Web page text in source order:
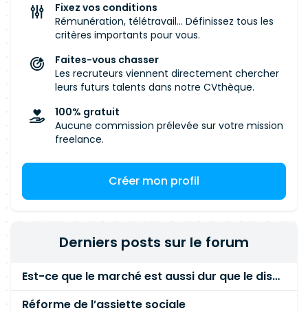
Fixez vos conditions
Rémunération, télétravail... Définissez tous les
critères importants pour vous.
Faites-vous chasser
Les recruteurs viennent directement chercher
leurs futurs talents dans notre CVthèque.
100% gratuit
Aucune commission prélevée sur votre mission
freelance.
Créer mon profil
Derniers posts sur le forum
Est-ce que le marché est aussi dur que le disent les commerciaux ?
Réforme de l’assiette sociale